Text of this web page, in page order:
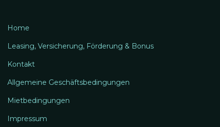
Home
Leasing, Versicherung, Förderung & Bonus
Kontakt
Allgemeine Geschäftsbedingungen
Mietbedingungen
Impressum